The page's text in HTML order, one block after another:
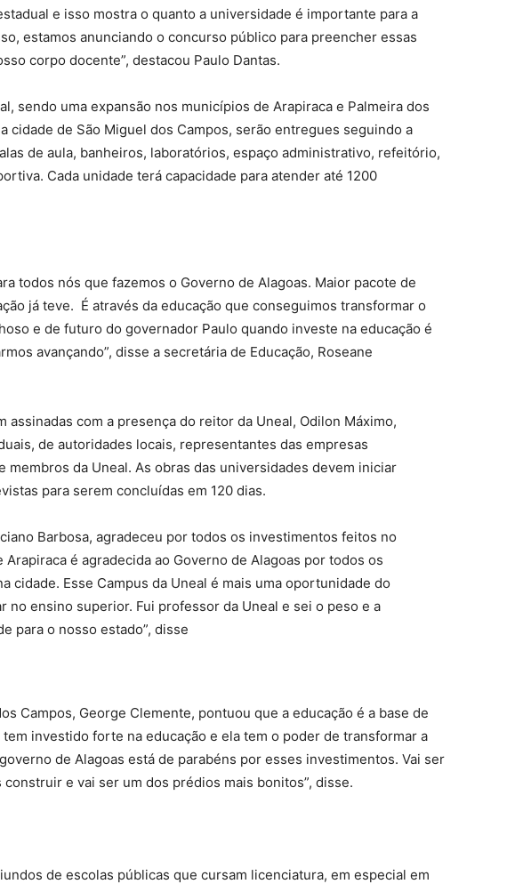
e isso mostra o quanto a universidade é importante para a
estamos anunciando o concurso público para preencher essas
corpo docente”, destacou Paulo Dantas.
sendo uma expansão nos municípios de Arapiraca e Palmeira dos
cidade de São Miguel dos Campos, serão entregues seguindo a
de aula, banheiros, laboratórios, espaço administrativo, refeitório,
Cada unidade terá capacidade para atender até 1200
todos nós que fazemos o Governo de Alagoas. Maior pacote de
já teve. É através da educação que conseguimos transformar o
e de futuro do governador Paulo quando investe na educação é
avançando”, disse a secretária de Educação, Roseane
assinadas com a presença do reitor da Uneal, Odilon Máximo,
de autoridades locais, representantes das empresas
membros da Uneal. As obras das universidades devem iniciar
para serem concluídas em 120 dias.
Barbosa, agradeceu por todos os investimentos feitos no
Arapiraca é agradecida ao Governo de Alagoas por todos os
cidade. Esse Campus da Uneal é mais uma oportunidade do
no ensino superior. Fui professor da Uneal e sei o peso e a
para o nosso estado”, disse
Campos, George Clemente, pontuou que a educação é a base de
tem investido forte na educação e ela tem o poder de transformar a
de Alagoas está de parabéns por esses investimentos. Vai ser
construir e vai ser um dos prédios mais bonitos”, disse.
de escolas públicas que cursam licenciatura, em especial em